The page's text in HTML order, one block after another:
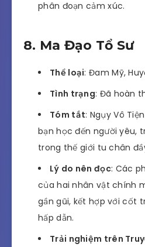
phân đoạn cảm xúc.
8. Ma Đạo Tổ Sư
Thể loại: Đam Mỹ,
Tình trạng: Đã hoàn
Tóm tắt: Ngụy Vô
bạn học đến người yêu,
trong thế giới tu chân
Lý do nên đọc: Các
của hai nhân vật chính
gần gũi, kết hợp với cốt
hấp dẫn.
Trải nghiệm trên